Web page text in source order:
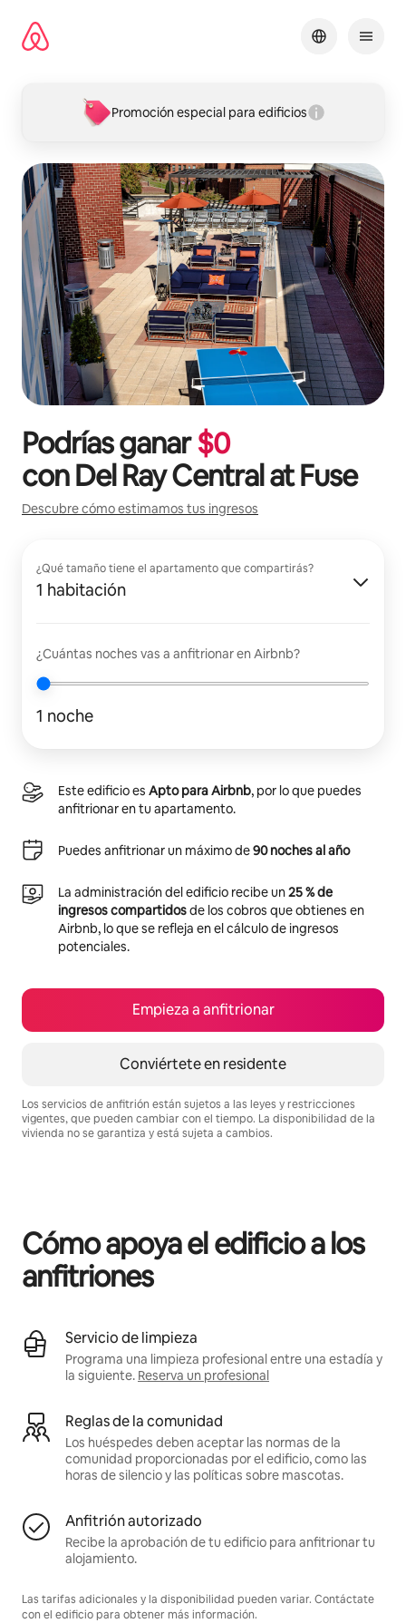
contenido
Promoción especial para edificios
Podrías ganar$0
conDel Ray Central at Fuse
Descubre cómo estimamos tus ingresos
¿Qué tamaño tiene el apartamento que compartirás?
1 habitación
¿Cuántas noches vas a anfitrionar en Airbnb?
1 noche
Este edificio es Apto para Airbnb, por lo que puedes
anfitrionar en tu apartamento.
Puedes anfitrionar un máximo de90 noches al año
La administración del edificio recibe un25 % de
ingresos compartidosde los cobros que obtienes en
Airbnb, lo que se refleja en el cálculo de ingresos
potenciales.
Empieza a anfitrionar
Conviértete en residente
Los servicios de anfitrión están sujetos a las leyes y restricciones
vigentes, que pueden cambiar con el tiempo. La disponibilidad de la
vivienda no se garantiza y está sujeta a cambios.
Cómo apoya el edificio a los
anfitriones
Servicio de limpieza
Programa una limpieza profesional entre una estadía y
la siguiente. Reserva un profesional
Reglas de la comunidad
Los huéspedes deben aceptar las normas de la
comunidad proporcionadas por el edificio, como las
horas de silencio y las políticas sobre mascotas.
Anfitrión autorizado
Recibe la aprobación de tu edificio para anfitrionar tu
alojamiento.
Las tarifas adicionales y la disponibilidad pueden variar. Contáctate
con el edificio para obtener más información.